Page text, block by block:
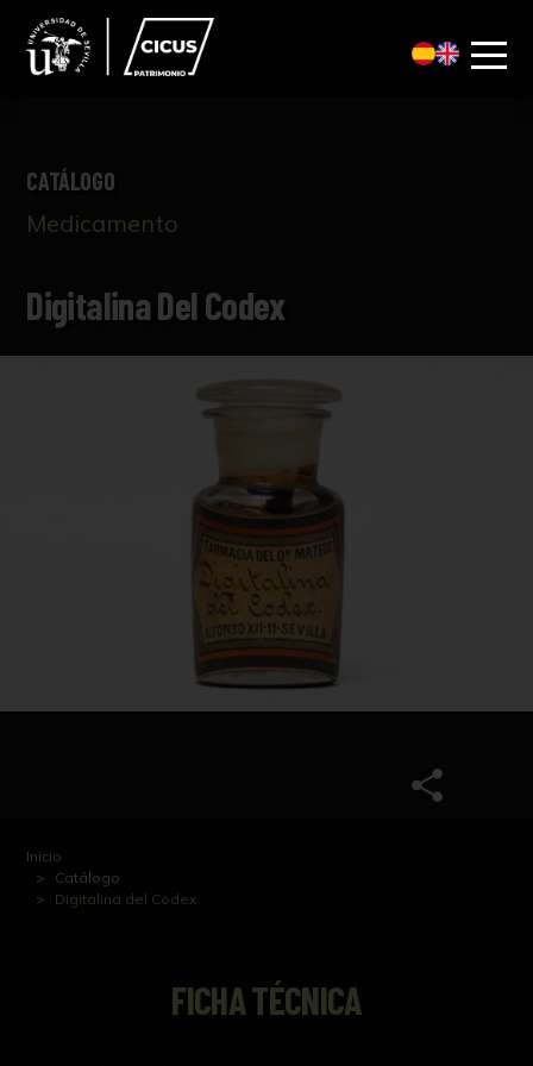
CATÁLOGO
Medicamento
Digitalina Del Codex
Inicio
Catálogo
Digitalina del Codex
FICHA TÉCNICA